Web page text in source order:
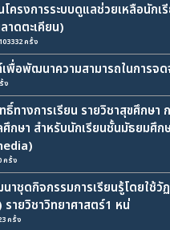
โครงการระบบดูแลช่วยเหลือนักเ
าดตะเคียน)
ครั้ง
พื่อพัฒนาความสามารถในการจด
ง
างการเรียน รายวิชาสุขศึกษา
กษา สำหรับนักเรียนชั้นมัธยมศึก
ครั้ง
าชุดกิจกรรมการเรียนรู้โดยใช้วั
รายวิชาวิทยาศาสตร์1 หน่
ครั้ง